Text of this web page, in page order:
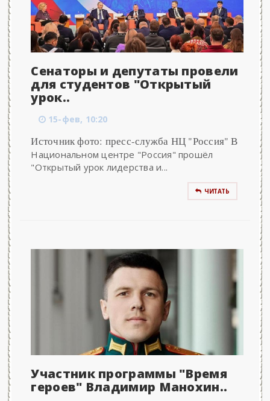
Сенаторы и депутаты провели
для студентов "Открытый
урок..
15-фев, 10:20
Источник фото: пресс-служба НЦ "Россия" В
Национальном центре "Россия" прошёл
"Открытый урок лидерства и...
ЧИТАТЬ
Участник программы "Время
героев" Владимир Манохин..